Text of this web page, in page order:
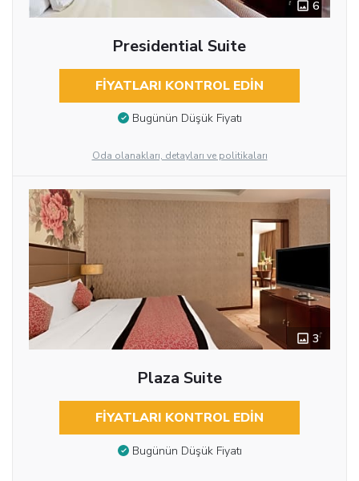
6
Presidential Suite
FIYATLARI KONTROL EDIN
Bugünün Düşük Fiyatı
Oda olanakları, detayları ve politikaları
3
Plaza Suite
FIYATLARI KONTROL EDIN
Bugünün Düşük Fiyatı